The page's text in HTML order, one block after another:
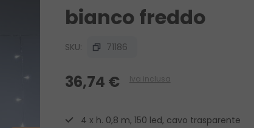
bianco freddo
SKU: 71186
36,74 € Iva inclusa
4 x h. 0,8 m, 150 led, cavo trasparente